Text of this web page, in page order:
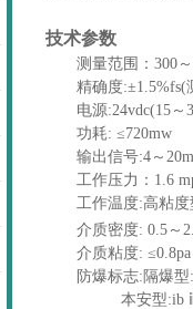
技术参数
测量范围： 300 ～
精确度:±1.5%fs(
电源:24vdc(15 ～
功耗: ≤720mw
输出信号:4 ～
工作压力： 1.6
工作温度:高粘度
介质密度: 0.5 ～ 2
介质粘度: ≤0.8pa
防爆标志: 隔爆型
本安型:ib